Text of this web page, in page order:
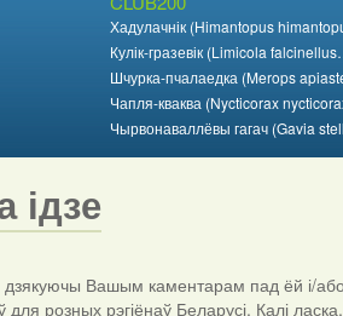
Хадулачнік (Himantopus
Кулік-гразевік (Limicola
Шчурка-пчалаедка (Merops
Чапля-кваква (Nycticorax
Чырвонаваллёвы гагач (Gavia
ідзе
Вашым каментарам пад ёй і/
для розных рэгіёнаў Беларусі. Калі